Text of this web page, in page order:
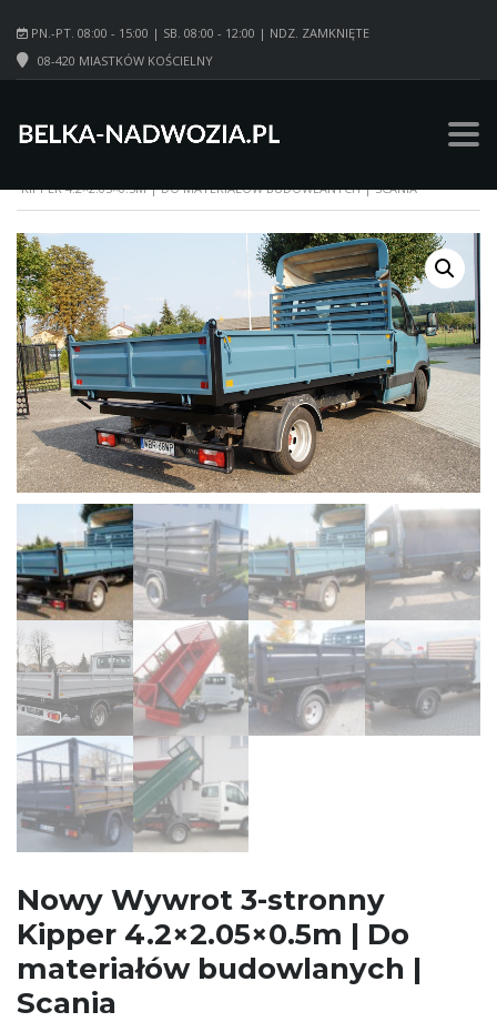
PN.-PT. 08:00 - 15:00 | SB. 08:00 - 12:00 | NDZ. ZAMKNIĘTE
08-420 MIASTKÓW KOŚCIELNY
KIPPER 4.2×2.05×0.5M | DO MATERIAŁÓW BUDOWLANYCH | SCANIA
Nowy Wywrot 3-stronny
Kipper 4.2×2.05×0.5m | Do
materiałów budowlanych |
Scania